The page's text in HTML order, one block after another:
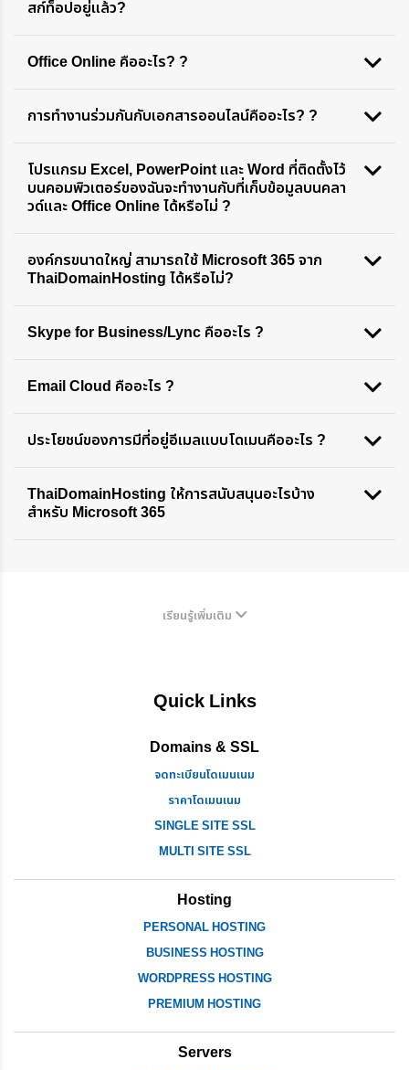
สก์ท็อปอยู่แล้ว?
Office Online คืออะไร? ?
การทำงานร่วมกันกับเอกสารออนไลน์คืออะไร? ?
โปรแกรม Excel, PowerPoint และ Word ที่ติดตั้งไว้
บนคอมพิวเตอร์ของฉันจะทำงานกับที่เก็บข้อมูลบนคลา
วด์และ Office Online ได้หรือไม่ ?
องค์กรขนาดใหญ่ สามารถใช้ Microsoft 365 จาก
ThaiDomainHosting ได้หรือไม่?
Skype for Business/Lync คืออะไร ?
Email Cloud คืออะไร ?
ประโยชน์ของการมีที่อยู่อีเมลแบบโดเมนคืออะไร ?
ThaiDomainHosting ให้การสนับสนุนอะไรบ้าง
สำหรับ Microsoft 365
เรียนรู้เพิ่มเติม
Quick Links
Domains & SSL
จดทะเบียนโดเมนเนม
ราคาโดเมนเนม
SINGLE SITE SSL
MULTI SITE SSL
Hosting
PERSONAL HOSTING
BUSINESS HOSTING
WORDPRESS HOSTING
PREMIUM HOSTING
Servers